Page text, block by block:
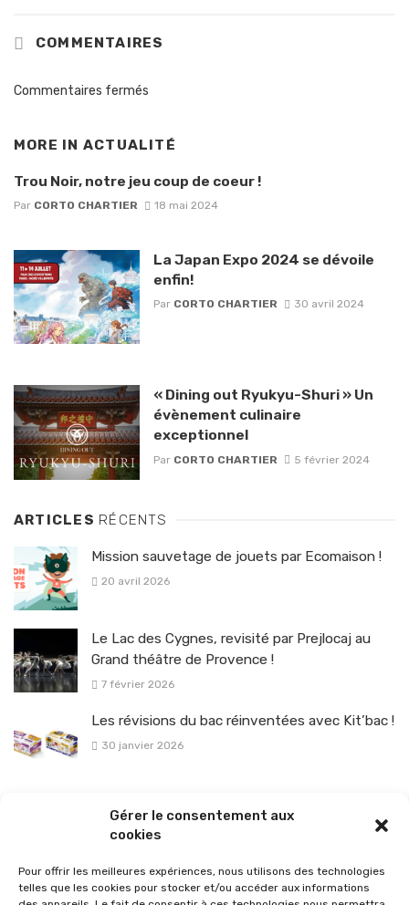
Gérer le consentement aux
cookies
Pour offrir les meilleures expériences, nous utilisons des technologies
telles que les cookies pour stocker et/ou accéder aux informations
COMMENTAIRES
Commentaires fermés
MORE IN ACTUALITÉ
Trou Noir, notre jeu coup de coeur !
Par CORTO CHARTIER 18 mai 2024
La Japan Expo 2024 se dévoile
enfin!
Par CORTO CHARTIER 30 avril 2024
« Dining out Ryukyu-Shuri » Un
évènement culinaire
exceptionnel
Par CORTO CHARTIER 5 février 2024
ARTICLES RÉCENTS
Mission sauvetage de jouets par Ecomaison !
20 avril 2026
Le Lac des Cygnes, revisité par Prejlocaj au
Grand théâtre de Provence !
7 février 2026
Les révisions du bac réinventées avec Kit’bac !
30 janvier 2026